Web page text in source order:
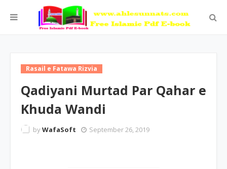
Rasail e Fatawa Rizvia
Qadiyani Murtad Par Qahar e
Khuda Wandi
byWafaSoft September 26, 2019